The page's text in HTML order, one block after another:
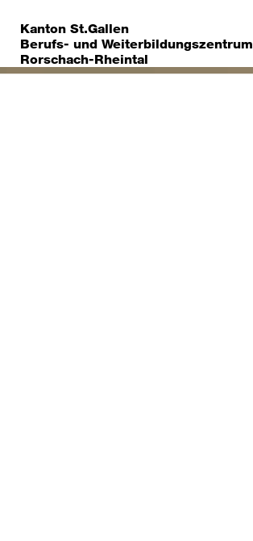
Kanton St.Gallen
Berufs- und Weiterbildungszentrum
Rorschach-Rheintal